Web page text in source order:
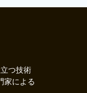
つ技術
家による